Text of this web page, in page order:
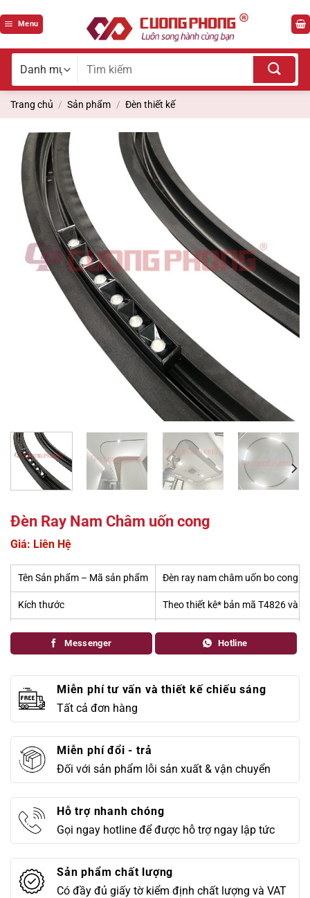
qua
Menu
Tìm
Trang chủ / Sản phẩm / Đèn thiết kế
Đèn Ray Nam Châm uốn cong
Giá: Liên Hệ
Tên Sản phẩm – Mã sản phẩm Đèn ray nam châm uốn bo cong
Kích thước Theo thiết kê* bản mã T4826 và
Quy cách Theo thiết kế
Messenger Hotline
Miễn phí tư vấn và thiết kế chiếu sáng
Tất cả đơn hàng
Miễn phí đổi - trả
Đối với sản phẩm lỗi sản xuất & vận chuyển
Hỗ trợ nhanh chóng
Gọi ngay hotline để được hỗ trợ ngay lập tức
Sản phẩm chất lượng
Có đầy đủ giấy tờ kiểm định chất lượng và VAT